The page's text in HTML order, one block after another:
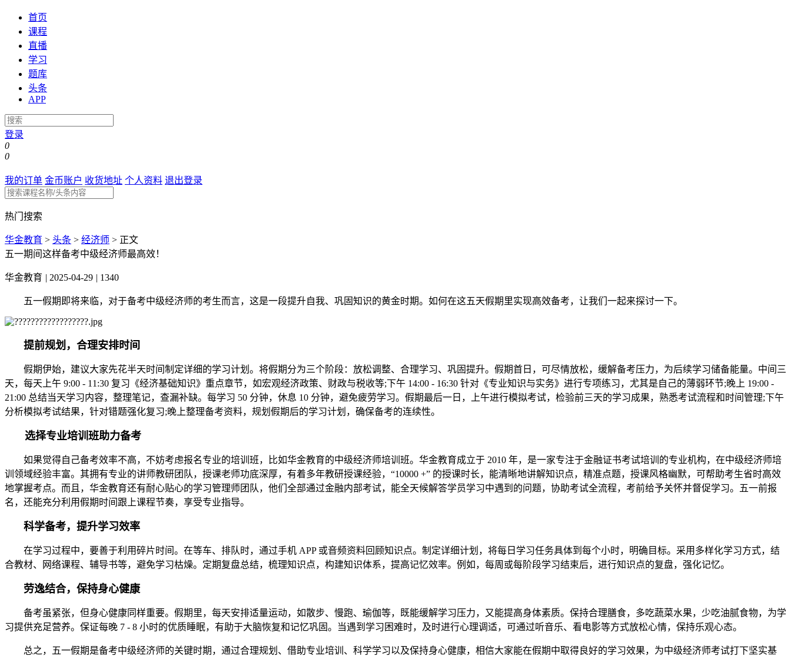
首页
课程
直播
学习
题库
头条
APP
登录
0
0
我的订单 金币账户 收货地址 个人资料 退出登录
热门搜索
华金教育 > 头条 > 经济师 > 正文
五一期间这样备考中级经济师最高效​！
华金教育 | 2025-04-29 | 1340
五一假期即将来临，对于备考中级经济师的考生而言，这是一段提升自我、巩固知识的黄金时期。如何在这五天假期里实现高效备考，让我们一起来探讨一下。
提前规划，合理安排时间
假期伊始，建议大家先花半天时间制定详细的学习计划。将假期分为三个阶段：放松调整、合理学习、巩固提升。假期首日，可尽情放松，缓解备考压力，为后续学习储备能量。中间三
天，每天上午 9:00 - 11:30 复习《经济基础知识》重点章节，如宏观经济政策、财政与税收等;下午 14:00 - 16:30 针对《专业知识与实务》进行专项练习，尤其是自己的薄弱环节;晚上 19:00 -
21:00 总结当天学习内容，整理笔记，查漏补缺。每学习 50 分钟，休息 10 分钟，避免疲劳学习。假期最后一日，上午进行模拟考试，检验前三天的学习成果，熟悉考试流程和时间管理;下午
分析模拟考试结果，针对错题强化复习;晚上整理备考资料，规划假期后的学习计划，确保备考的连续性。
选择专业培训班助力备考
如果觉得自己备考效率不高，不妨考虑报名专业的培训班，比如华金教育的中级经济师培训班。华金教育成立于 2010 年，是一家专注于金融证书考试培训的专业机构，在中级经济师培
训领域经验丰富。其拥有专业的讲师教研团队，授课老师功底深厚，有着多年教研授课经验，“10000 +” 的授课时长，能清晰地讲解知识点，精准点题，授课风格幽默，可帮助考生省时高效
地掌握考点。而且，华金教育还有耐心贴心的学习管理师团队，他们全部通过金融内部考试，能全天候解答学员学习中遇到的问题，协助考试全流程，考前给予关怀并督促学习。五一前报
名，还能充分利用假期时间跟上课程节奏，享受专业指导。
科学备考，提升学习效率
在学习过程中，要善于利用碎片时间。在等车、排队时，通过手机 APP 或音频资料回顾知识点。制定详细计划，将每日学习任务具体到每个小时，明确目标。采用多样化学习方式，结
合教材、网络课程、辅导书等，避免学习枯燥。定期复盘总结，梳理知识点，构建知识体系，提高记忆效率。例如，每周或每阶段学习结束后，进行知识点的复盘，强化记忆。
劳逸结合，保持身心健康
备考虽紧张，但身心健康同样重要。假期里，每天安排适量运动，如散步、慢跑、瑜伽等，既能缓解学习压力，又能提高身体素质。保持合理膳食，多吃蔬菜水果，少吃油腻食物，为学
习提供充足营养。保证每晚 7 - 8 小时的优质睡眠，有助于大脑恢复和记忆巩固。当遇到学习困难时，及时进行心理调适，可通过听音乐、看电影等方式放松心情，保持乐观心态。
总之，五一假期是备考中级经济师的关键时期，通过合理规划、借助专业培训、科学学习以及保持身心健康，相信大家能在假期中取得良好的学习效果，为中级经济师考试打下坚实基